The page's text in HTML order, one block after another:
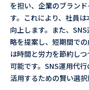
を担い、企業のブラン
す。これにより、社員
向上します。また、
略を提案し、短期間で
は時間と労力を節約し
可能です。SNS運用代
活用するための賢い選択